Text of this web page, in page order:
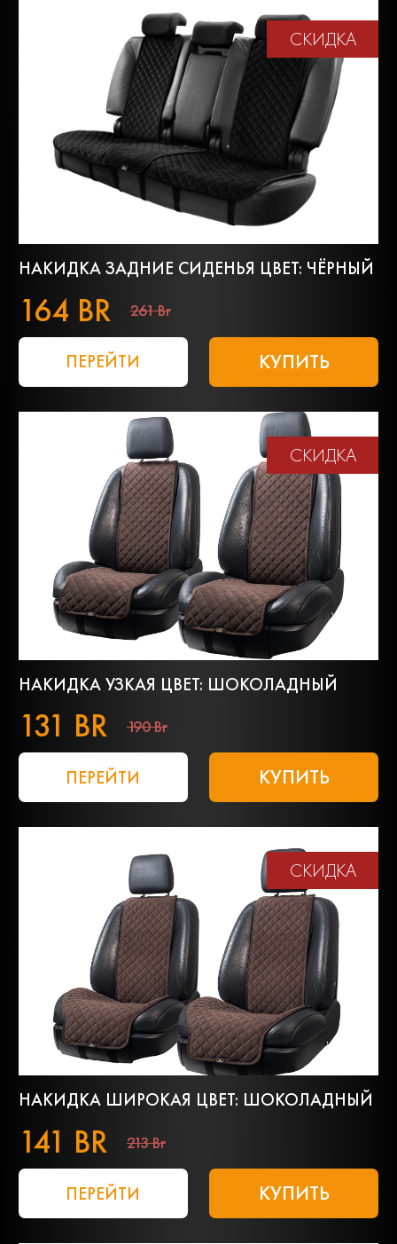
СКИДКА
НАКИДКА ЗАДНИЕ СИДЕНЬЯ ЦВЕТ: ЧЁРНЫЙ
164 BR 261 Br
ПЕРЕЙТИ КУПИТЬ
СКИДКА
НАКИДКА УЗКАЯ ЦВЕТ: ШОКОЛАДНЫЙ
131 BR 190 Br
ПЕРЕЙТИ КУПИТЬ
СКИДКА
НАКИДКА ШИРОКАЯ ЦВЕТ: ШОКОЛАДНЫЙ
141 BR 213 Br
ПЕРЕЙТИ КУПИТЬ